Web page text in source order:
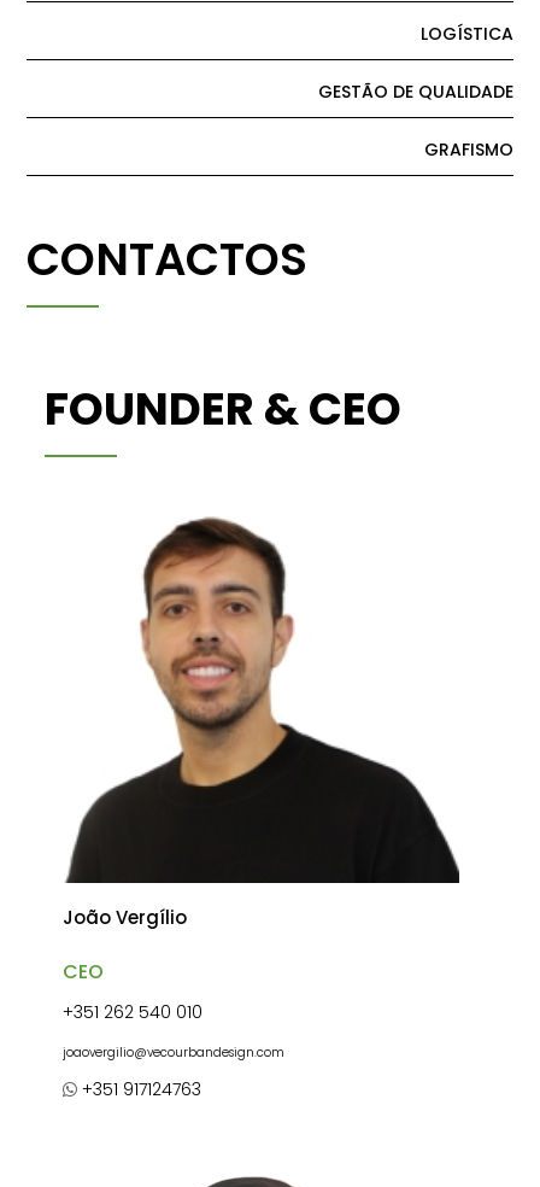
LOGÍSTICA
GESTÃO DE QUALIDADE
GRAFISMO
CONTACTOS
FOUNDER & CEO
João Vergílio
CEO
+351 262 540 010
joaovergilio@vecourbandesign.com
+351 917124763